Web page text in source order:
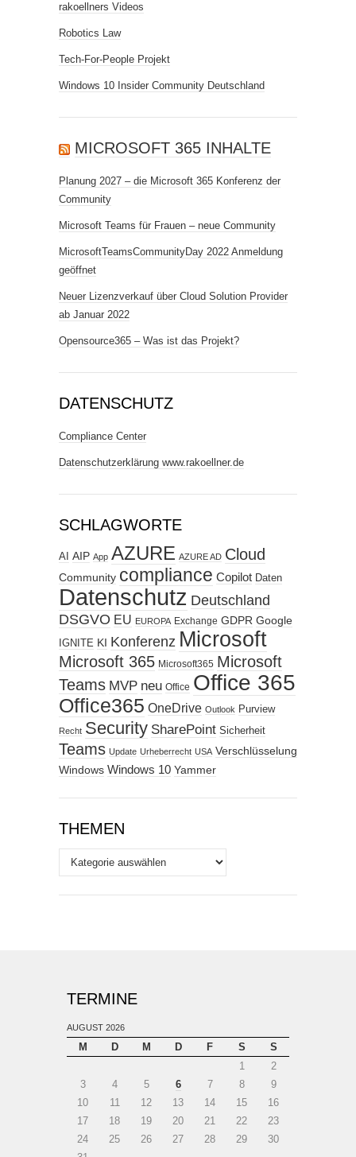
rakoellners Videos
Robotics Law
Tech-For-People Projekt
Windows 10 Insider Community Deutschland
MICROSOFT 365 INHALTE
Planung 2027 – die Microsoft 365 Konferenz der
Community
Microsoft Teams für Frauen – neue Community
MicrosoftTeamsCommunityDay 2022 Anmeldung
geöffnet
Neuer Lizenzverkauf über Cloud Solution Provider
ab Januar 2022
Opensource365 – Was ist das Projekt?
DATENSCHUTZ
Compliance Center
Datenschutzerklärung www.rakoellner.de
SCHLAGWORTE
AI AIP App AZURE AZURE AD Cloud
Community compliance Copilot Daten
Datenschutz Deutschland
DSGVO EU EUROPA Exchange GDPR Google
IGNITE KI Konferenz Microsoft
Microsoft 365 Microsoft365 Microsoft
Teams MVP neu Office Office 365
Office365 OneDrive Outlook Purview
Recht Security SharePoint Sicherheit
Teams Update Urheberrecht USA Verschlüsselung
Windows Windows 10 Yammer
THEMEN
Themen
TERMINE
AUGUST 2026
M D M D F S
S
1
2
3
4 5 6 7 8
9
10
11 12 13 14 15
16
17
18 19 20 21 22
23
24
25 26 27 28 29
30